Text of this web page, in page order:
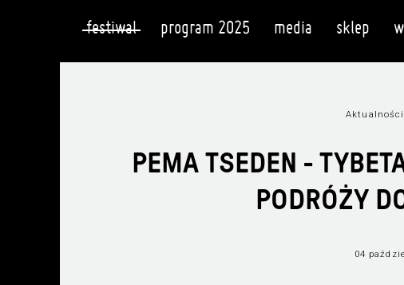
festiwal program 2025 media sklep
PEMA TSEDEN -
PODRÓŻY
04